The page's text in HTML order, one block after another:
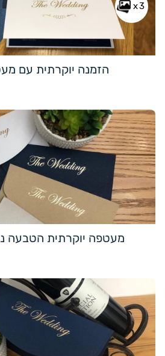
x3
הזמנה יוקרתית עם
מעטפה יוקרתית הטבעה